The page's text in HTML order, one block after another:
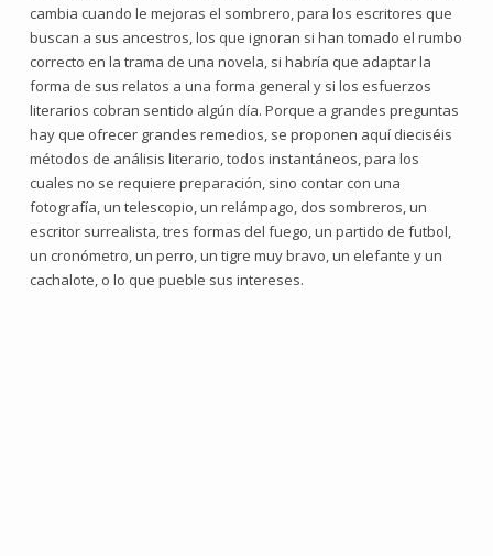
cambia cuando le mejoras el sombrero, para los escritores que
buscan a sus ancestros, los que ignoran si han tomado el rumbo
correcto en la trama de una novela, si habría que adaptar la
forma de sus relatos a una forma general y si los esfuerzos
literarios cobran sentido algún día. Porque a grandes preguntas
hay que ofrecer grandes remedios, se proponen aquí dieciséis
métodos de análisis literario, todos instantáneos, para los
cuales no se requiere preparación, sino contar con una
fotografía, un telescopio, un relámpago, dos sombreros, un
escritor surrealista, tres formas del fuego, un partido de futbol,
un cronómetro, un perro, un tigre muy bravo, un elefante y un
cachalote, o lo que pueble sus intereses.